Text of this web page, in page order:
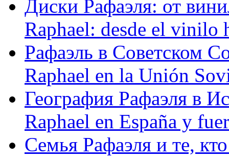
Диски Рафаэля: от
Raphael: desde el vinilo
Рафаэль в Советском
Raphael en la Unión
География Рафаэля в
Raphael en España y
Семья Рафаэля и те,